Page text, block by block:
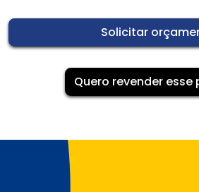
Solicitar
Quero revender esse